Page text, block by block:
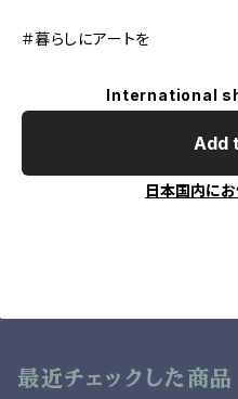
＃暮らしにアートを
International
Add
日本国内に
最近チェックした商品